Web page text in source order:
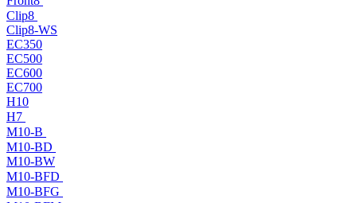
Clip8
Clip8-WS
EC350
EC500
EC600
EC700
H10
H7
M10-B
M10-BD
M10-BW
M10-BFD
M10-BFG